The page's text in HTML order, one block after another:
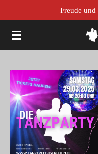
Hauptinhalt
springen
Freude